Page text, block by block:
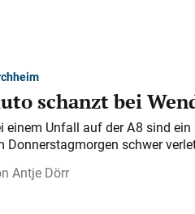
schanzt bei
einem Unfall auf der A 8 sind
Donnerstagmorgen schwer
Antje Dörr